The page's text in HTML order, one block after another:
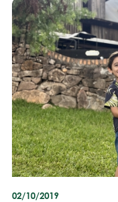
02/10/2019